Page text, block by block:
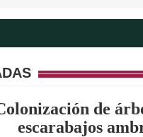
de
escarabajos